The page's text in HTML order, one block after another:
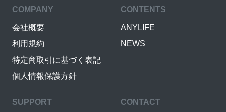
COMPANY
会社概要
利用規約
特定商取引に基づく表記
個人情報保護方針
CONTENTS
ANYLIFE
NEWS
SUPPORT CONTACT